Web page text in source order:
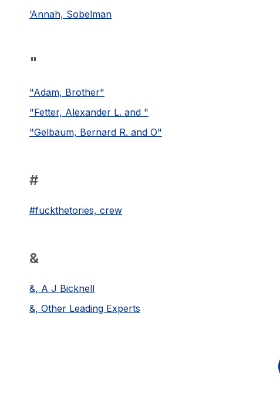
‘Annah, Sobelman
"
"Adam, Brother"
"Fetter, Alexander L. and "
"Gelbaum, Bernard R. and O"
#
#fuckthetories, crew
&
&, A J Bicknell
&, Other Leading Experts